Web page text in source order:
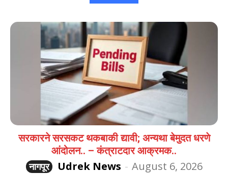
सरकारने सरसकट थकबाकी द्यावी; अन्यथा बेमुदत धरणे
आंदोलन.. – कंत्राटदार आक्रमक..
नागपूर
Udrek News - August 6, 2026